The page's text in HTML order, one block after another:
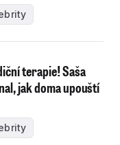
terapie! Saša
jak doma upouští